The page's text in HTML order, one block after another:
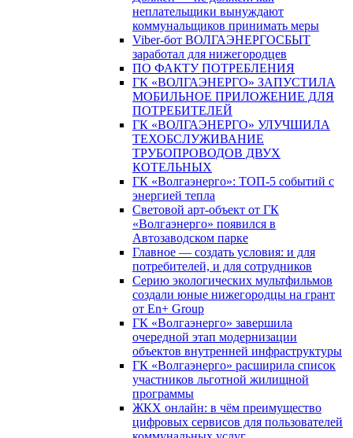
неплательщики вынуждают
коммунальщиков принимать меры
Viber-бот ВОЛГАЭНЕРГОСБЫТ
заработал для нижегородцев
ПО ФАКТУ ПОТРЕБЛЕНИЯ
ГК «ВОЛГАЭНЕРГО» ЗАПУСТИЛА
МОБИЛЬНОЕ ПРИЛОЖЕНИЕ ДЛЯ
ПОТРЕБИТЕЛЕЙ
ГК «ВОЛГАЭНЕРГО» УЛУЧШИЛА
ТЕХОБСЛУЖИВАНИЕ
ТРУБОПРОВОДОВ ДВУХ
КОТЕЛЬНЫХ
ГК «Волгаэнерго»: ТОП-5 событий с
энергией тепла
Световой арт-объект от ГК
«Волгаэнерго» появился в
Автозаводском парке
Главное — создать условия: и для
потребителей, и для сотрудников
Серию экологических мультфильмов
создали юные нижегородцы на грант
от En+ Group
ГК «Волгаэнерго» завершила
очередной этап модернизации
объектов внутренней инфраструктуры
ГК «Волгаэнерго» расширила список
участников льготной жилищной
программы
ЖКХ онлайн: в чём преимущество
цифровых сервисов для пользователей